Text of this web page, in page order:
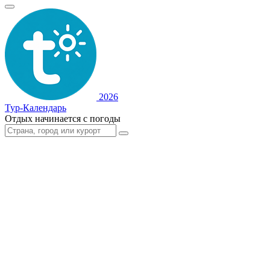
2026
Тур-Календарь
Отдых начинается с погоды